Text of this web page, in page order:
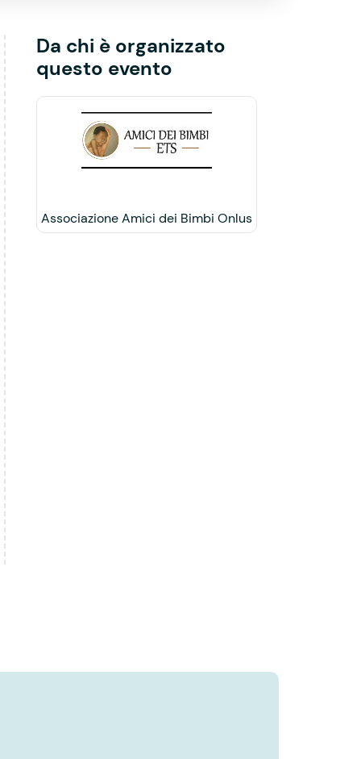
Da chi è organizzato
questo evento
Associazione Amici dei Bimbi Onlus